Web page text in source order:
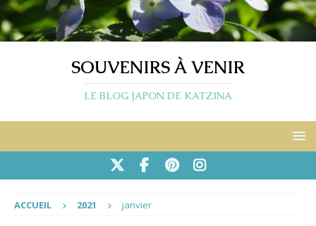
SOUVENIRS À VENIR
LE BLOG JAPON DE KATZINA
ACCUEIL 2021 janvier